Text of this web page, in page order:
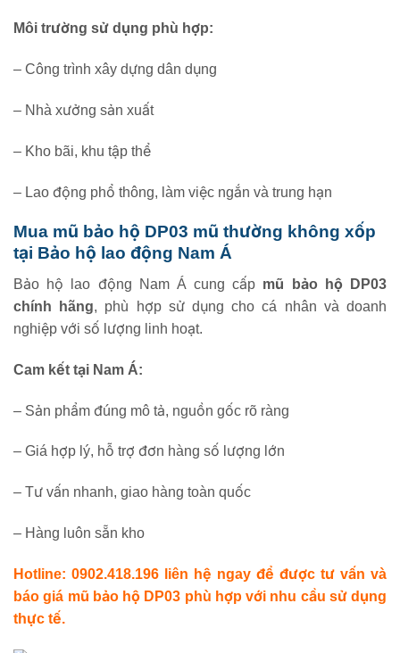
Môi trường sử dụng phù hợp:
– Công trình xây dựng dân dụng
– Nhà xưởng sản xuất
– Kho bãi, khu tập thể
– Lao động phổ thông, làm việc ngắn và trung hạn
Mua mũ bảo hộ DP03 mũ thường không xốp
tại Bảo hộ lao động Nam Á
Bảo hộ lao động Nam Á cung cấp mũ bảo hộ DP03
chính hãng, phù hợp sử dụng cho cá nhân và doanh
nghiệp với số lượng linh hoạt.
Cam kết tại Nam Á:
– Sản phẩm đúng mô tả, nguồn gốc rõ ràng
– Giá hợp lý, hỗ trợ đơn hàng số lượng lớn
– Tư vấn nhanh, giao hàng toàn quốc
– Hàng luôn sẵn kho
Hotline: 0902.418.196 liên hệ ngay để được tư vấn và
báo giá mũ bảo hộ DP03 phù hợp với nhu cầu sử dụng
thực tế.